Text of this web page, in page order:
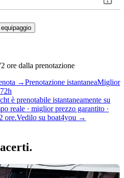
ore dalla prenotazione
→Prenotazione istantaneaMiglior
è prenotabile istantaneamente su
reale · miglior prezzo garantito ·
ore.Vedilo su boat4you →